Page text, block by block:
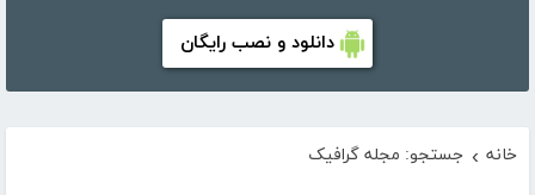
دانلود و نصب رایگان
خانه › جستجو: مجله گرافیک